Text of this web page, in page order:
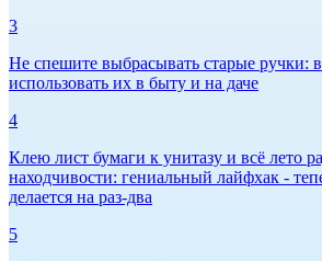
3
Не спешите выбрасывать старые ручки:
использовать их в быту и на даче
4
Клею лист бумаги к унитазу и всё лето
находчивости: гениальный лайфхак -
делается на раз-два
5